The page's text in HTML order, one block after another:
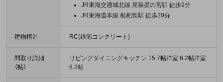
JR東海交通城北線 尾張星の宮駅 徒歩9分
JR東海道本線 枇杷島駅 徒歩20分
建物構造 RC(鉄筋コンクリート)
間取り詳細
（帖）
リビングダイニングキッチン 15.7帖洋室 6.2帖洋室
6.2帖